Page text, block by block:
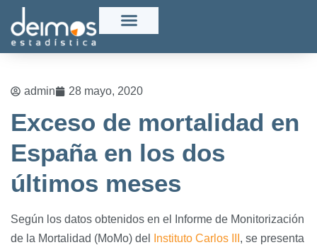
admin 28 mayo, 2020
Exceso de mortalidad en
España en los dos
últimos meses
Según los datos obtenidos en el Informe de Monitorización
de la Mortalidad (MoMo) del
Instituto Carlos III , se presenta